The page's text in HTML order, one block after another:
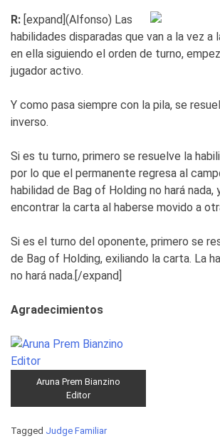
R: [expand] (Alfonso) Las
habilidades disparadas que van a la vez a
en ella siguiendo el orden de turno,
jugador activo.
Y como pasa siempre con la pila, se
inverso.
Si es tu turno, primero se resuelve la
por lo que el permanente regresa al
habilidad de Bag of Holding no hará nada,
encontrar la carta al haberse movido a
Si es el turno del oponente, primero se
de Bag of Holding, exiliando la carta. La
no hará nada.[/expand]
Agradecimientos
Aruna Prem Bianzino
Editor
Tagged Judge Familiar